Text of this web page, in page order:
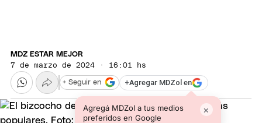
MDZ ESTAR MEJOR
7 de marzo de 2024 · 16:01 hs
+Agregar MDZol en
Agregá MDZol a tus medios
preferidos en Google
×
+ Seguir en